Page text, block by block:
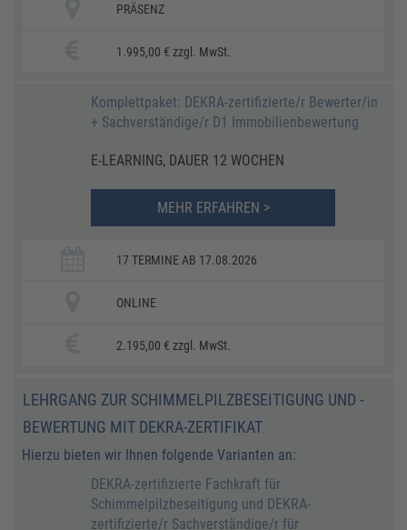
PRÄSENZ
1.995,00 € zzgl. MwSt.
Komplettpaket: DEKRA-zertifizierte/r Bewerter/in
+ Sachverständige/r D1 Immobilienbewertung
E-LEARNING, DAUER 12 WOCHEN
MEHR ERFAHREN >
17 TERMINE AB 17.08.2026
ONLINE
2.195,00 € zzgl. MwSt.
LEHRGANG ZUR SCHIMMELPILZBESEITIGUNG UND -
BEWERTUNG MIT DEKRA-ZERTIFIKAT
Hierzu bieten wir Ihnen folgende Varianten an:
DEKRA-zertifizierte Fachkraft für
Schimmelpilzbeseitigung und DEKRA-
zertifizierte/r Sachverständige/r für